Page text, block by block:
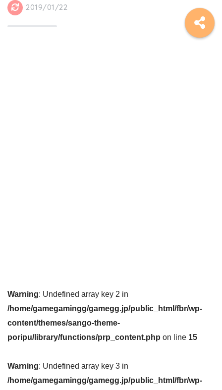
2019/01/22
Warning: Undefined array key 2 in
/home/gamegamingg/gamegg.jp/public_html/fbr/wp-
content/themes/sango-theme-
poripu/library/functions/prp_content.php on line 15
Warning: Undefined array key 3 in
/home/gamegamingg/gamegg.jp/public_html/fbr/wp-